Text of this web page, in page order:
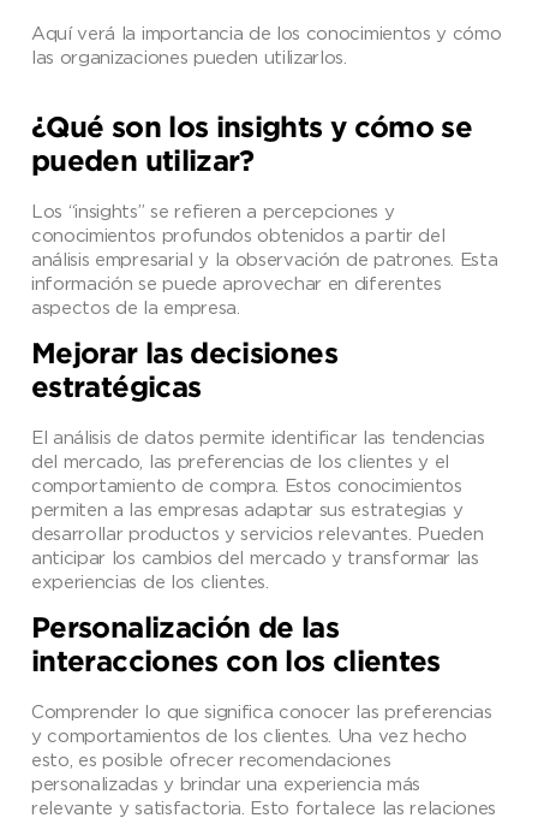
Aquí verá la importancia de los conocimientos y cómo
las organizaciones pueden utilizarlos.
¿Qué son los insights y cómo se
pueden utilizar?
Los “insights” se refieren a percepciones y
conocimientos profundos obtenidos a partir del
análisis empresarial y la observación de patrones. Esta
información se puede aprovechar en diferentes
aspectos de la empresa.
Mejorar las decisiones
estratégicas
El análisis de datos permite identificar las tendencias
del mercado, las preferencias de los clientes y el
comportamiento de compra. Estos conocimientos
permiten a las empresas adaptar sus estrategias y
desarrollar productos y servicios relevantes. Pueden
anticipar los cambios del mercado y transformar las
experiencias de los clientes.
Personalización de las
interacciones con los clientes
Comprender lo que significa conocer las preferencias
y comportamientos de los clientes. Una vez hecho
esto, es posible ofrecer recomendaciones
personalizadas y brindar una experiencia más
relevante y satisfactoria. Esto fortalece las relaciones